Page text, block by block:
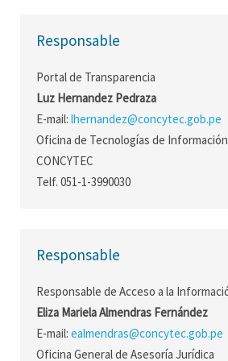
Responsable
Portal de Transparencia
Luz Hernandez Pedraza
E-mail: lhernandez@concytec.gob.pe
Oficina de Tecnologías de Información
CONCYTEC
Telf. 051-1-3990030
Responsable
Responsable de Acceso a la
Eliza Mariela Almendras Fernández
E-mail: ealmendras@concytec.gob.pe
Oficina General de Asesoría Jurídica